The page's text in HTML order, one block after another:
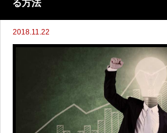
る方法
2018.11.22